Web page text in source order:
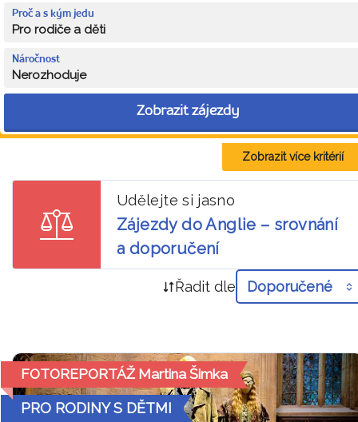
Proč a s kým jedu
Pro rodiče a děti
Náročnost
Nerozhoduje
Zobrazit zájezdy
Zobrazit více kritérií
Udělejte si jasno
Zájezdy do Anglie – srovnání
a doporučení
Řadit dle Doporučené
FOTOREPORTÁŽ Martina Šimka
PRO RODINY S DĚTMI